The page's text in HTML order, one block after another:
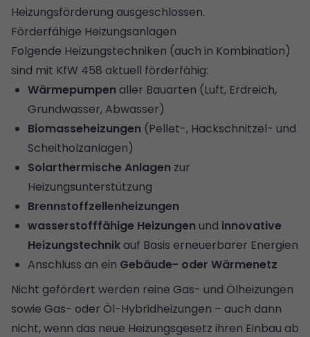
Heizungsförderung ausgeschlossen.
Förderfähige Heizungsanlagen
Folgende Heizungstechniken (auch in Kombination)
sind mit KfW 458 aktuell förderfähig:
Wärmepumpen aller Bauarten (Luft, Erdreich,
Grundwasser, Abwasser)
Biomasseheizungen (Pellet-, Hackschnitzel- und
Scheitholzanlagen)
Solarthermische Anlagen zur
Heizungsunterstützung
Brennstoffzellenheizungen
wasserstofffähige Heizungen und innovative
Heizungstechnikauf Basis erneuerbarer Energien
Anschluss an ein Gebäude- oder Wärmenetz
Nicht gefördert werden reine Gas- und Ölheizungen
sowie Gas- oder Öl-Hybridheizungen – auch dann
nicht, wenn das neue Heizungsgesetz ihren Einbau ab